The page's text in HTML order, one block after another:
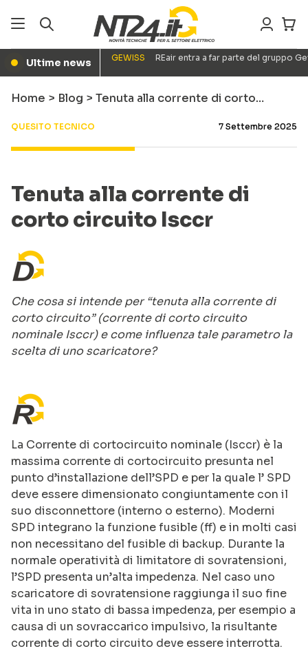
● Ultime news GEWISS REair entra a far parte del gruppo
Home > Blog > Tenuta alla corrente di corto…
QUESITO TECNICO 7 Settembre 2025
Tenuta alla corrente di
corto circuito Isccr
Che cosa si intende per “tenuta alla corrente di
corto circuito” (corrente di corto circuito
nominale Isccr) e come influenza tale parametro la
scelta di uno scaricatore?
La Corrente di cortocircuito nominale (Isccr) è la
massima corrente di cortocircuito presunta nel
punto d’installazione dell’SPD e per la quale l’ SPD
deve essere dimensionato congiuntamente con il
suo disconnettore (interno o esterno). Moderni
SPD integrano la funzione fusible (ff) e in molti casi
non necessitano del fusible di backup. Durante la
normale operatività di limitatore di sovratensioni,
l’SPD presenta un’alta impedenza. Nel caso uno
scaricatore di sovratensione raggiunga il suo fine
vita in uno stato di bassa impedenza, per esempio a
causa di un sovraccarico impulsivo, la risultante
corrente di corto circuito deve essere interrotta.